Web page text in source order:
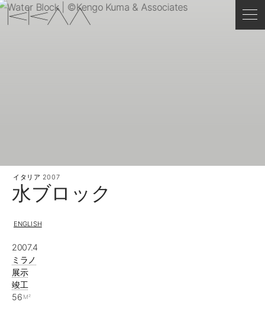
イタリア 2007
水ブロック
ENGLISH
2007.4
ミラノ
展示
竣工
56 M²